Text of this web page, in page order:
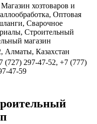
хозтоваров и
Оптовая
Сварочное
Строительный
магазин
Алматы, Казахстан
(727) 297-47-52, +7 (777)
47-59